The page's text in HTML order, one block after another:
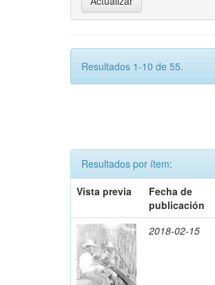
Resultados 1-10 de 55.
Resultados por ítem:
Vista previa
Fecha de
publicación
2018-02-15